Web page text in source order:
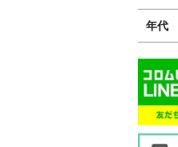
年代